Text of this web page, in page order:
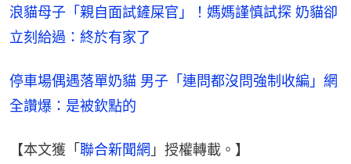
浪貓母子「親自面試鏟屎官」！媽媽謹慎試探 奶貓卻
立刻給過：終於有家了
停車場偶遇落單奶貓 男子「連問都沒問強制收編」網
全讚爆：是被欽點的
【本文獲「 聯合新聞網 」授權轉載。】